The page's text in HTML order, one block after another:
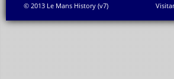
© 2013 Le Mans History (v7)